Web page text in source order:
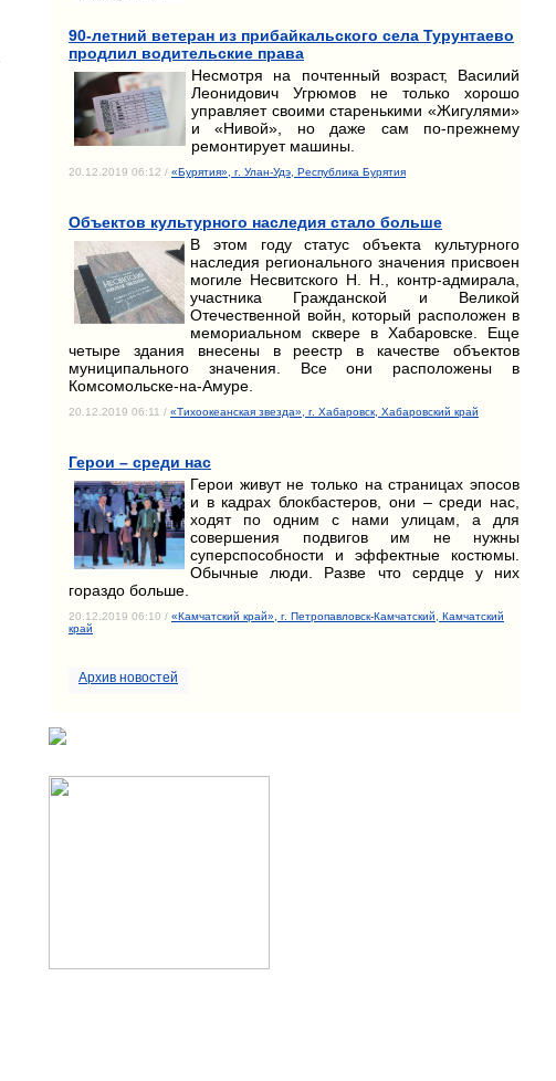
90-летний ветеран из прибайкальского села Турунтаево
продлил водительские права
Несмотря на почтенный возраст, Василий
Леонидович Угрюмов не только хорошо
управляет своими старенькими «Жигулями»
и «Нивой», но даже сам по-прежнему
ремонтирует машины.
20.12.2019 06:12 / «Бурятия», г. Улан-Удэ, Республика Бурятия
Объектов культурного наследия стало больше
В этом году статус объекта культурного
наследия регионального значения присвоен
могиле Несвитского Н. Н., контр-адмирала,
участника Гражданской и Великой
Отечественной войн, который расположен в
мемориальном сквере в Хабаровске. Еще
четыре здания внесены в реестр в качестве объектов
муниципального значения. Все они расположены в
Комсомольске-на-Амуре.
20.12.2019 06:11 / «Тихоокеанская звезда», г. Хабаровск, Хабаровский край
Герои – среди нас
Герои живут не только на страницах эпосов
и в кадрах блокбастеров, они – среди нас,
ходят по одним с нами улицам, а для
совершения подвигов им не нужны
суперспособности и эффектные костюмы.
Обычные люди. Разве что сердце у них
гораздо больше.
20.12.2019 06:10 / «Камчатский край», г. Петропавловск-Камчатский, Камчатский
край
Архив новостей